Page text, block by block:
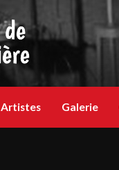
Artistes Galerie